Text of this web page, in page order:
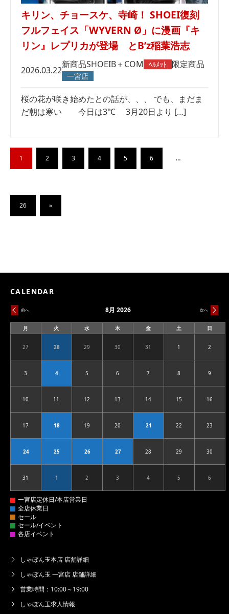
キリン、チョースケ、寺崎！ SHOEI復刻
フルフェイス「WYVERN Ø」に漫画『キ
リン』レプリカが登場 とB’z稲葉浩志
2026.03.22
新商品SHOEIB＋COM ﾍﾙﾒｯﾄ 限定商品
一宮店
桜の花が咲き始めたとの話が、、、 でも、まだま
だ朝は寒い 今日は3℃ 3月20日より […]
1 2 3 4 5 6 …
26 »
CALENDAR
前へ 次へ
8月 2026
月
曜
火
曜
水
曜
木
曜
金
曜
土
曜
日
曜
272026.07.27 282026.07.28 292026.07.29 302026.07.30 312026.07.31 12026.08.01 2
32026.08.03 42026.08.04 52026.08.05 62026.08.06 72026.08.07 82026.08.08 9
102026.08.10 112026.08.11 122026.08.12 132026.08.13 142026.08.14 152026.08.15 16
172026.08.17 182026.08.18 192026.08.19 202026.08.20 212026.08.21 222026.08.22 23
242026.08.24 252026.08.25 262026.08.26 272026.08.27 282026.08.28 292026.08.29 30
312026.08.31 12026.09.01 22026.09.02 32026.09.03 42026.09.04 52026.09.05 6
しゃぼん玉本店 店舗詳細
しゃぼん玉 一宮店 店舗詳細
営業時間：10:00～19:00
しゃぼん玉求人情報